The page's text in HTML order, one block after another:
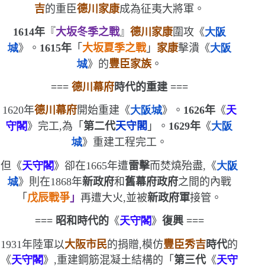
吉的重臣德川家康成為征夷大將軍。
1614年『大坂冬季之戰』 德川家康圍攻《大阪
城》。 1615年「 大坂夏季之戰」 家康擊潰《大阪
城》 的豐臣家族。
=== 德川幕府時代的重建 ===
1620年德川幕府開始重建 《大阪城》 。 1626年《天
守閣》 完工,為「第二代天守閣 」。 1629年 《大阪
城》 重建工程完工。
但 《天守閣》卻在1665年遭雷擊而焚燒殆盡, 《大阪
城》 則在1868年新政府和 舊幕府政府之間的內戰
「 戊辰戰爭 」再遭大火,並被新政府軍接管。
=== 昭和時代的《天守閣》 復興 ===
1931年陸軍以大阪市民的捐贈,模仿豐臣秀吉時代的
《天守閣》,重建鋼筋混凝土結構的 「第三代《天守